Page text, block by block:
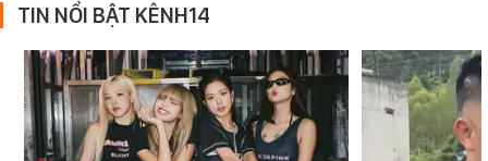
TIN NỔI BẬT KÊNH14